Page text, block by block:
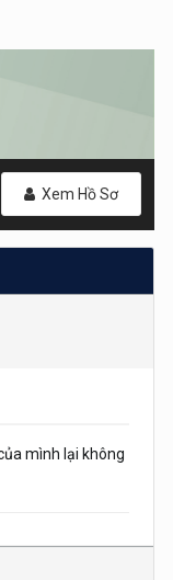
Xem Hồ Sơ
mình lại không